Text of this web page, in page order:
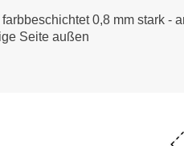
0,8 mm stark -
Seite außen